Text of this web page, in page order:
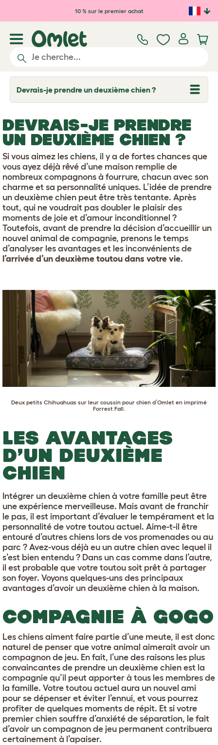
Passer au contenu principal
10 % sur le premier achat
Devrais-je prendre un deuxième chien ?
T
o
e
d
r
o
d
o
w
n
DEVRAIS-JE PRENDRE
UN DEUXIÈME CHIEN ?
Si vous aimez les chiens, il y a de fortes chances que
vous ayez déjà rêvé d’une maison remplie de
nombreux compagnons à fourrure, chacun avec son
charme et sa personnalité uniques. L’idée de prendre
un deuxième chien peut être très tentante. Après
tout, qui ne voudrait pas doubler le plaisir des
moments de joie et d’amour inconditionnel ?
Toutefois, avant de prendre la décision d’accueillir un
nouvel animal de compagnie, prenons le temps
d’analyser les avantages et les inconvénients de
l’arrivée d’un deuxième toutou dans votre vie.
Deux petits Chihuahuas sur leur coussin pour chien d’Omlet en imprimé
Forrest Fall.
LES AVANTAGES
D’UN DEUXIÈME
CHIEN
Intégrer un deuxième chien à votre famille peut être
une expérience merveilleuse. Mais avant de franchir
le pas, il est important d’évaluer le tempérament et la
personnalité de votre toutou actuel. Aime-t-il être
entouré d’autres chiens lors de vos promenades ou au
parc ? Avez-vous déjà eu un autre chien avec lequel il
s’est bien entendu ? Dans un cas comme dans l’autre,
il est probable que votre toutou soit prêt à partager
son foyer. Voyons quelques-uns des principaux
avantages d’avoir un deuxième chien à la maison.
COMPAGNIE À GOGO
Les chiens aiment faire partie d’une meute, il est donc
naturel de penser que votre animal aimerait avoir un
compagnon de jeu. En fait, l’une des raisons les plus
convaincantes de prendre un deuxième chien est la
compagnie qu’il peut apporter à tous les membres de
la famille. Votre toutou actuel aura un nouvel ami
pour se dépenser et éviter l’ennui, et vous pourrez
profiter de quelques moments de répit. Et si votre
premier chien souffre d’anxiété de séparation, le fait
d’avoir un compagnon de jeu permanent contribuera
certainement à l’apaiser.